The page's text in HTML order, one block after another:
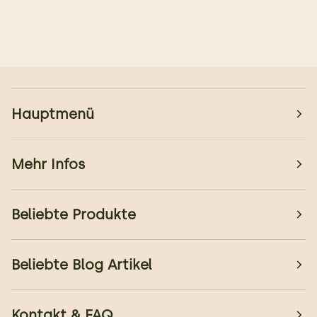
Hauptmenü
Mehr Infos
Beliebte Produkte
Beliebte Blog Artikel